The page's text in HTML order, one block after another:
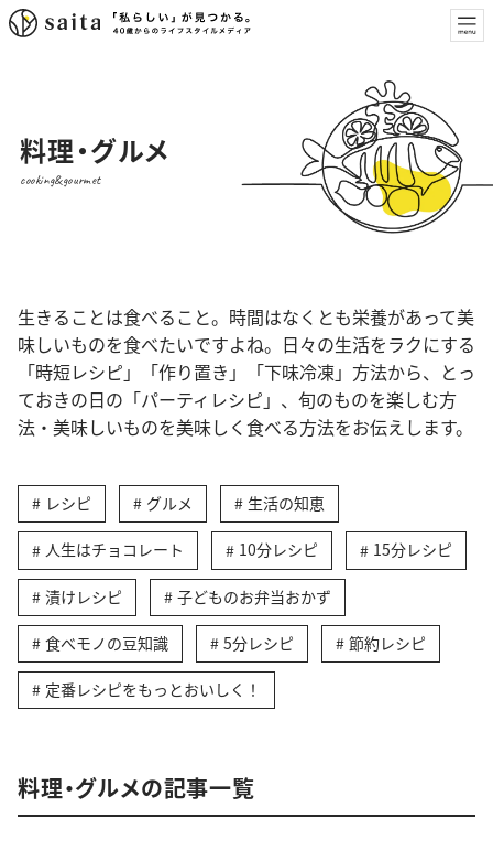
料理・グルメ
cooking&gourmet
生きることは食べること。時間はなくとも栄養があって美
味しいものを食べたいですよね。日々の生活をラクにする
「時短レシピ」「作り置き」「下味冷凍」方法から、とっ
ておきの日の「パーティレシピ」、旬のものを楽しむ方
法・美味しいものを美味しく食べる方法をお伝えします。
レシピ グルメ 生活の知恵
人生はチョコレート 10分レシピ 15分レシピ
漬けレシピ 子どものお弁当おかず
食べモノの豆知識 5分レシピ 節約レシピ
定番レシピをもっとおいしく！
料理・グルメの記事一覧